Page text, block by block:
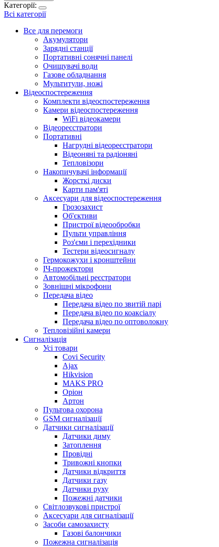
Категорії:
Всі категорії
Все для перемоги
Акумулятори
Зарядні станції
Портативні сонячні панелі
Очищувачі води
Газове обладнання
Мультитули, ножі
Відеоспостереження
Комплекти відеоспостереження
Камери відеоспостереження
WiFi відеокамери
Відеореєстратори
Портативні
Нагрудні відеореєстратори
Відеоняні та радіоняні
Тепловізори
Накопичувачі інформації
Жорсткі диски
Карти пам'яті
Аксесуари для відеоспостереження
Грозозахист
Об'єктиви
Пристрої відеообробки
Пульти управління
Роз'єми і перехідники
Тестери відеосигналу
Гермокожухи і кронштейни
ІЧ-прожектори
Автомобільні реєстратори
Зовнішні мікрофони
Передача відео
Передача відео по звитій парі
Передача відео по коаксіалу
Передача відео по оптоволокну
Тепловізійні камери
Cигналізація
Усі товари
Covi Security
Ajax
Hikvision
MAKS PRO
Оріон
Артон
Пультова охорона
GSM сигналізації
Датчики сигналізації
Датчики диму
Затоплення
Провідні
Тривожні кнопки
Датчики відкриття
Датчики газу
Датчики руху
Пожежні датчики
Світлозвукові пристрої
Аксесуари для сигналізації
Засоби самозахисту
Газові балончики
Пожежна сигналізація